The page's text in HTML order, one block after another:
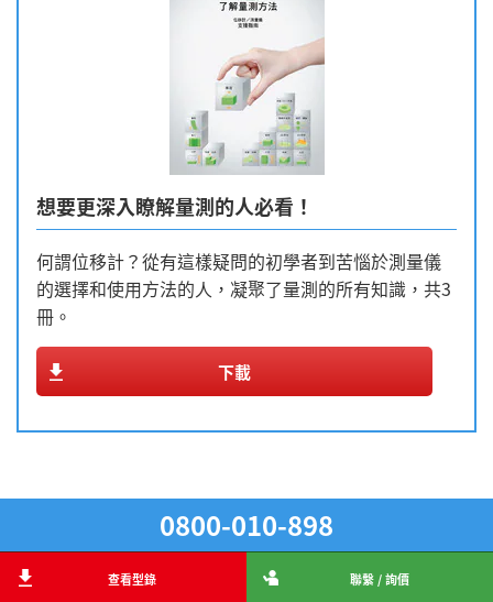
想要更深入瞭解量測的人必看！
何謂位移計？從有這樣疑問的初學者到苦惱於測量儀
的選擇和使用方法的人，凝聚了量測的所有知識，共3
冊。
下載
0800-010-898
查看型錄 聯繫 / 詢價